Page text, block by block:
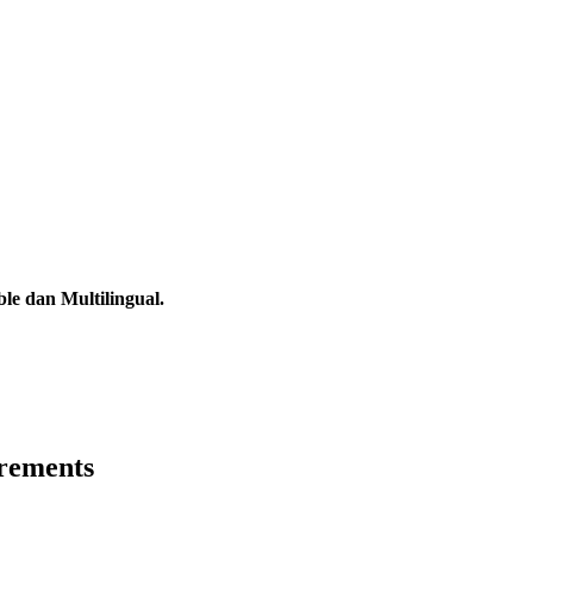
dan Multilingual.